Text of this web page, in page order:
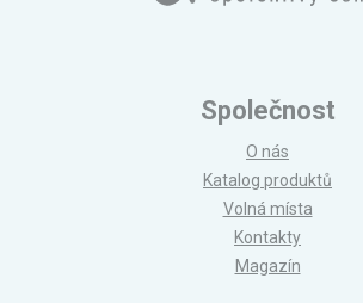
Společnost
O nás
Katalog produktů
Volná místa
Kontakty
Magazín